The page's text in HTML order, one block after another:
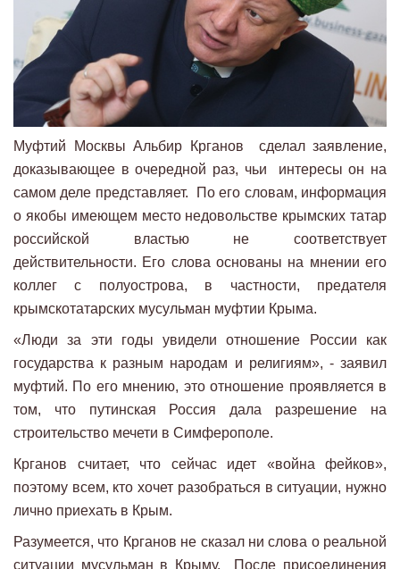
Муфтий Москвы Альбир Крганов сделал заявление,
доказывающее в очередной раз, чьи интересы он на
самом деле представляет. По его словам, информация
о якобы имеющем место недовольстве крымских татар
российской властью не соответствует
действительности. Его слова основаны на мнении его
коллег с полуострова, в частности, предателя
крымскотатарских мусульман муфтии Крыма.
«Люди за эти годы увидели отношение России как
государства к разным народам и религиям», - заявил
муфтий. По его мнению, это отношение проявляется в
том, что путинская Россия дала разрешение на
строительство мечети в Симферополе.
Крганов считает, что сейчас идет «война фейков»,
поэтому всем, кто хочет разобраться в ситуации, нужно
лично приехать в Крым.
Разумеется, что Крганов не сказал ни слова о реальной
ситуации мусульман в Крыму. После присоединения